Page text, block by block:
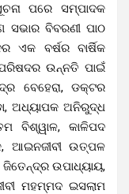
ପରେ ସମ୍ପାଦକ
ସଭାର ବିବରଣୀ ପାଠ
ଏକ ବର୍ଷର ବାର୍ଷିକ
ଉନ୍ନତି ପାଇଁ
ବେହେରା, ଡକ୍ଟର
ଅଧ୍ୟାପକ ଅନିରୁଦ୍ଧ
ବିଶ୍ୱାଳ, କାଳିପଦ
ଆଇନଜୀବୀ ଉତ୍ପଳ
ଜିତେନ୍ଦ୍ର ଉପାଧ୍ୟାୟ,
ମହମ୍ମଦ ଇସଲାମ